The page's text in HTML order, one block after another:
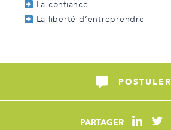
La confiance
La liberté d’entreprendre
POSTULER
PARTAGER